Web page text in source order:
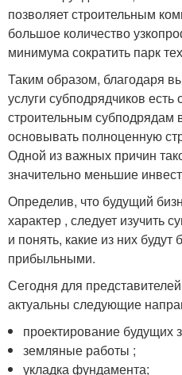
позволяет строительным
большое количество
минимума сократить парк
Таким образом, благодаря
услуги субподрядчиков
строительным субподрядам
основывать полноценную
Одной из важных причин
значительно меньшие
Определив, что будущий
характер , следует изучить
и понять, какие из них
прибыльными.
Сегодня для
актуальны следующие
проектирование будущих
земляные работы ;
укладка фундамента;